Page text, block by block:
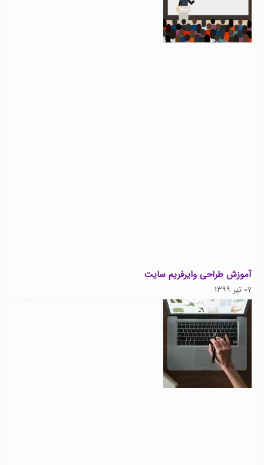
آموزش طراحی وایرفریم سایت
۰۷ تیر ۱۳۹۹